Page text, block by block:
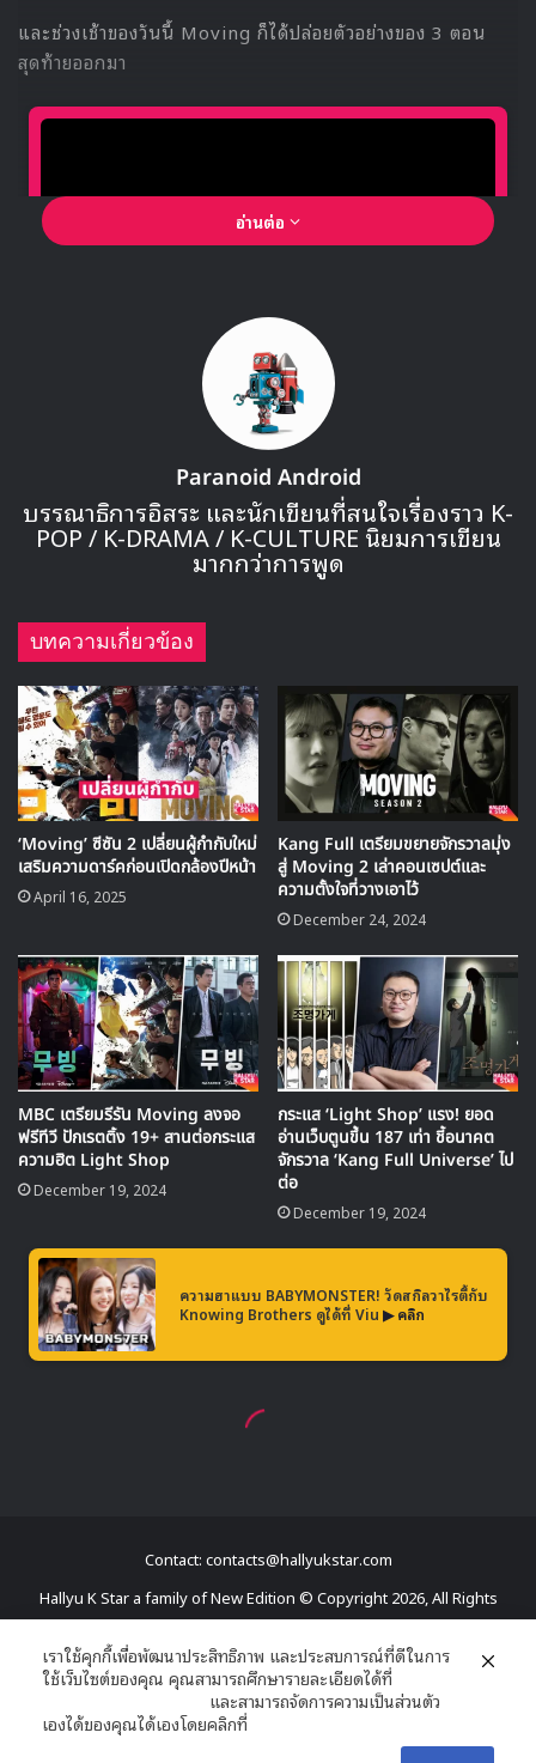
Contact: contacts@hallyukstar.com
Hallyu K Star a family of New Edition © Copyright 2026, All Rights
Facebook
X YouTube
RSS
Dailymotion
เราใช้คุกกี้เพื่อพัฒนาประสิทธิภาพ และประสบการณ์ที่ดีในการ
ใช้เว็บไซต์ของคุณ คุณสามารถศึกษารายละเอียดได้ที่
และสามารถจัดการความเป็นส่วนตัว
เองได้ของคุณได้เองโดยคลิกที่